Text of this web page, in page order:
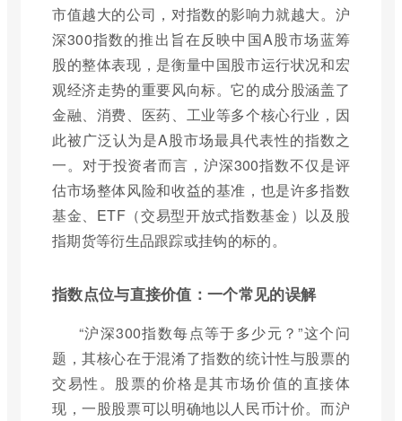
市值越大的公司，对指数的影响力就越大。沪
深300指数的推出旨在反映中国A股市场蓝筹
股的整体表现，是衡量中国股市运行状况和宏
观经济走势的重要风向标。它的成分股涵盖了
金融、消费、医药、工业等多个核心行业，因
此被广泛认为是A股市场最具代表性的指数之
一。对于投资者而言，沪深300指数不仅是评
估市场整体风险和收益的基准，也是许多指数
基金、ETF（交易型开放式指数基金）以及股
指期货等衍生品跟踪或挂钩的标的。
指数点位与直接价值：一个常见的误解
“沪深300指数每点等于多少元？”这个问
题，其核心在于混淆了指数的统计性与股票的
交易性。股票的价格是其市场价值的直接体
现，一股股票可以明确地以人民币计价。而沪